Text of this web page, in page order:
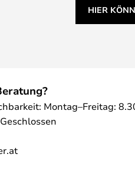
HIER
Montag–Freitag: